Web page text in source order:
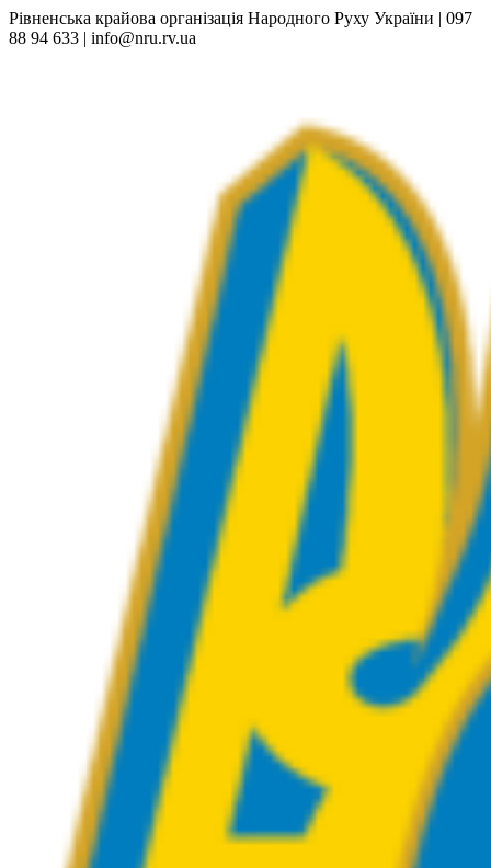
Рівненська крайова організація Народного Руху України | 097
88 94 633 | info@nru.rv.ua